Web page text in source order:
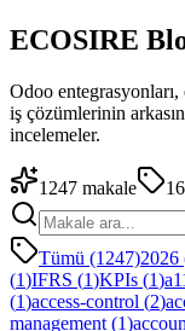
ECOSIRE
Odoo
iş çözümlerinin
incelemeler.
1247 makale
Tümü (1247)2026
(1)IFRS (1)KPIs (1)
(1)access-control (2)
management (1)